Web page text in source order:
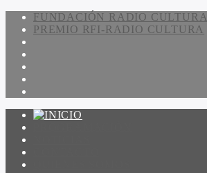
FUNDACIÓN RADIO CULTURA
PREMIO RFI-RADIO CULTURA